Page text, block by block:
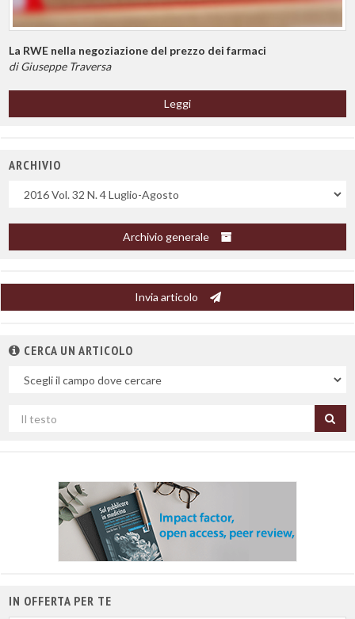
La RWE nella negoziazione del prezzo dei farmaci
di Giuseppe Traversa
Leggi
ARCHIVIO
Archivio generale
Invia articolo
CERCA UN ARTICOLO
campo
per
IN OFFERTA PER TE